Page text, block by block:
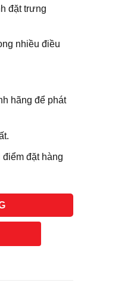
đặt trưng
nhiều điều
hãng để phát
điểm đặt hàng